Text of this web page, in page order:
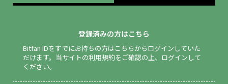
登録済みの方はこちら
Bitfan IDをすでにお持ちの方はこちらからログインしていた
だけます。 当サイトの利用規約をご確認の上、ログインして
ください。